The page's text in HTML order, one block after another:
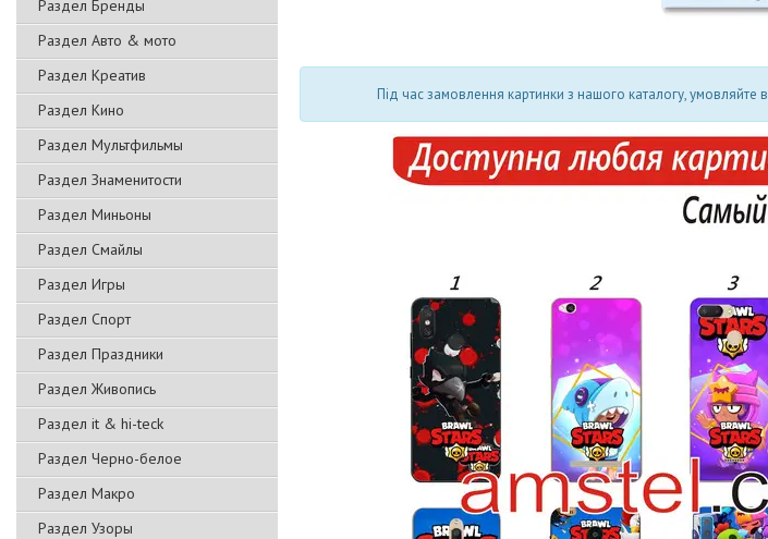
Раздел Бренды
Раздел Авто & мото
Раздел Креатив
Раздел Кино
Раздел Мультфильмы
Раздел Знаменитости
Раздел Миньоны
Раздел Смайлы
Раздел Игры
Раздел Спорт
Раздел Праздники
Раздел Живопись
Раздел it & hi-teck
Раздел Черно-белое
Раздел Макро
Раздел Узоры
Під час замовлення картинки з нашого каталогу, умовляйте в